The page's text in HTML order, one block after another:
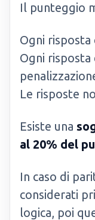
Il punteggio
Ogni
Ogni
Le risposte
Esiste una
al 20% del
In caso di
considerati
logica, poi